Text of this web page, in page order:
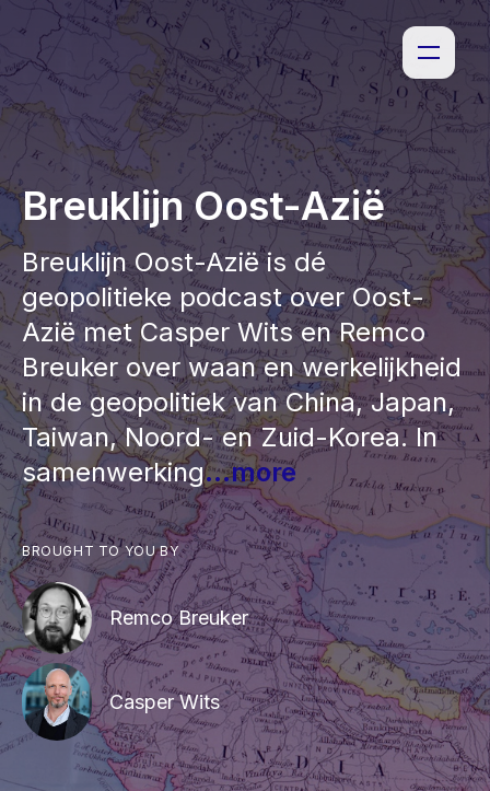
Breuklijn Oost-Azië
Breuklijn Oost-Azië is dé
geopolitieke podcast over Oost-
Azië met Casper Wits en Remco
Breuker over waan en werkelijkheid
in de geopolitiek van China, Japan,
Taiwan, Noord- en Zuid-Korea. In
samenwerking...more
BROUGHT TO YOU BY
Remco Breuker
Casper Wits